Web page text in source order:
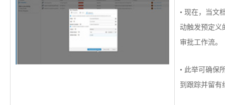
• 现在，当文
动触发预定义
审批工作流。
• 此举可确保
到跟踪并留有